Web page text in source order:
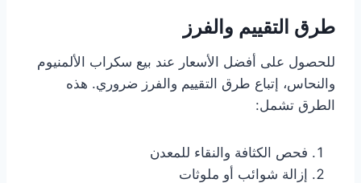
طرق التقييم والفرز
للحصول على أفضل الأسعار عند بيع سكراب الألمنيوم
والنحاس، إتباع طرق التقييم والفرز ضروري. هذه
الطرق تشمل:
فحص الكثافة والنقاء للمعدن
إزالة شوائب أو ملوثات